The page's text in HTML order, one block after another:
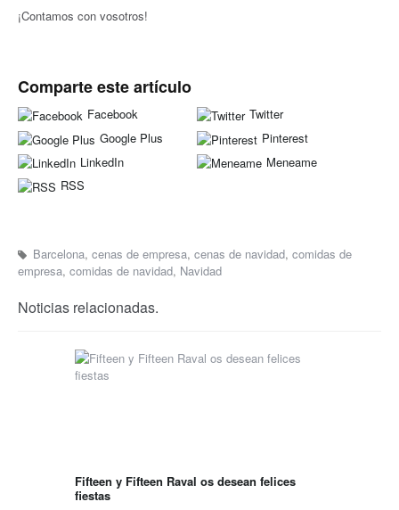
¡Contamos con vosotros!
Comparte este artículo
Facebook
Twitter
Google Plus
Pinterest
LinkedIn
Meneame
RSS
Barcelona, cenas de empresa, cenas de navidad, comidas de
empresa, comidas de navidad, Navidad
Noticias relacionadas.
Fifteen y Fifteen Raval os desean felices
fiestas